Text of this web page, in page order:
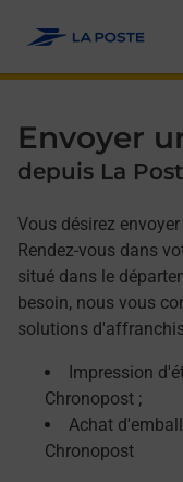
Envoyer
depuis La
Vous désirez
Rendez-vous dans
situé dans le
besoin, nous vous
solutions
Impression
Chronopost ;
Achat
Chronopost